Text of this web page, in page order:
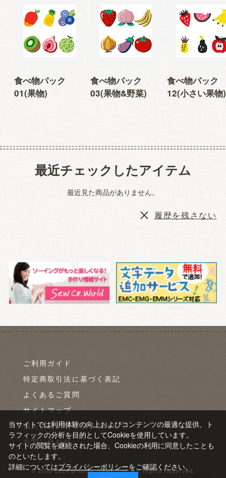
食べ物パック
01(果物)
食べ物パック
03(果物&野菜)
食べ物パック
12(小さい果物)
最近チェックしたアイテム
最近見た商品がありません。
履歴を残さない
ご利用ガイド
特定商取引法に基づく表記
よくあるご質問
サイトマップ
個人情報の取り扱いについて
お問い合わせ
© 2008-2024 Brother Sales, Ltd. All Rights Reserved.
当サイトでは利用体験の向上およびコンテンツの最適な提供、ト
ラフィックの分析を目的としてCookieを使用しています。
サイトの閲覧を継続された場合、Cookieの利用に同意したことも
のといたします。
詳細についてはプライバシーポリシーをご確認ください。